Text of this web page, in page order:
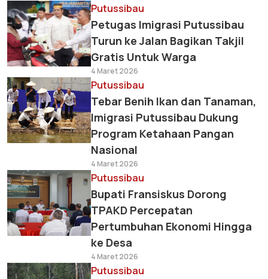
Putussibau
Petugas Imigrasi Putussibau
Turun ke Jalan Bagikan Takjil
Gratis Untuk Warga
4 Maret 2026
Putussibau
Tebar Benih Ikan dan Tanaman,
Imigrasi Putussibau Dukung
Program Ketahaan Pangan
Nasional
4 Maret 2026
Putussibau
Bupati Fransiskus Dorong
TPAKD Percepatan
Pertumbuhan Ekonomi Hingga
ke Desa
4 Maret 2026
Putussibau